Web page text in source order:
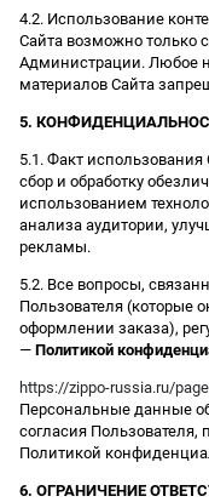
4.2. Использование
Сайта возможно только
Администрации. Любое
материалов Сайта
5.
5.1. Факт использования
сбор и обработку
использованием
анализа аудитории,
рекламы.
5.2. Все вопросы,
Пользователя (которые
оформлении заказа),
— Политикой
https://zippo-russia.ru/
Персональные данные
согласия Пользователя,
Политикой
6. ОГРАНИЧЕНИЕ